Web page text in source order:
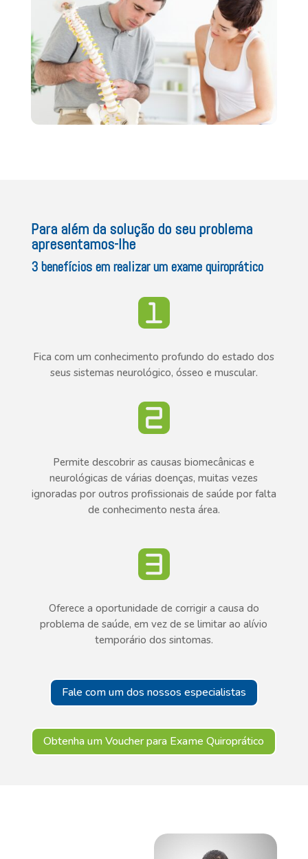
Para além da solução do seu problema
apresentamos-lhe
3 benefícios em realizar um exame quiroprático
Fica com um conhecimento profundo do estado dos
seus sistemas neurológico, ósseo e muscular.
Permite descobrir as causas biomecânicas e
neurológicas de várias doenças, muitas vezes
ignoradas por outros profissionais de saúde por falta
de conhecimento nesta área.
Oferece a oportunidade de corrigir a causa do
problema de saúde, em vez de se limitar ao alívio
temporário dos sintomas.
Fale com um dos nossos especialistas
Obtenha um Voucher para Exame Quiroprático